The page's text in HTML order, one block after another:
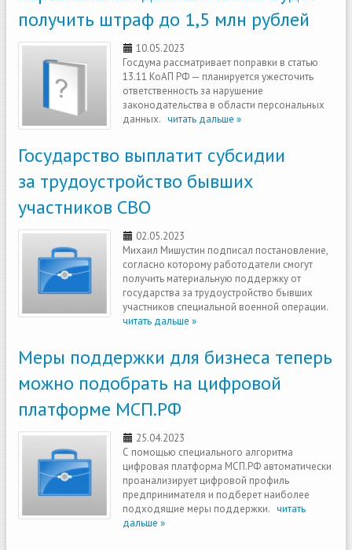
получить штраф до 1,5 млн рублей
10.05.2023
Госдума рассматривает поправки в статью
13.11 КоАП РФ — планируется ужесточить
ответственность за нарушение
законодательства в области персональных
данных. читать дальше »
Государство выплатит субсидии
за трудоустройство бывших
участников СВО
02.05.2023
Михаил Мишустин подписал постановление,
согласно которому работодатели смогут
получить материальную поддержку от
государства за трудоустройство бывших
участников специальной военной операции.
читать дальше »
Меры поддержки для бизнеса теперь
можно подобрать на цифровой
платформе МСП.РФ
25.04.2023
С помощью специального алгоритма
цифровая платформа МСП.РФ автоматически
проанализирует цифровой профиль
предпринимателя и подберет наиболее
подходящие меры поддержки. читать
дальше »